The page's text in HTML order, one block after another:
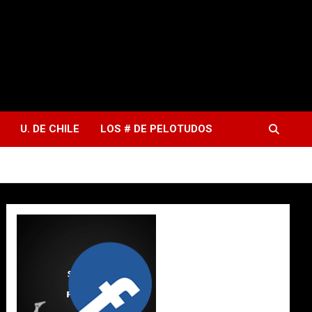
U. DE CHILE LOS # DE PELOTUDOS